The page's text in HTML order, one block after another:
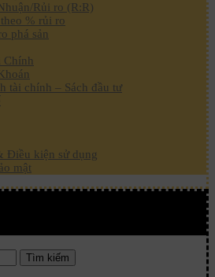
Rủi ro (R:R)
% rủi ro
phá sản
Chính
tài chính – Sách đầu tư
Điều kiện sử dụng
mật
Tìm kiếm